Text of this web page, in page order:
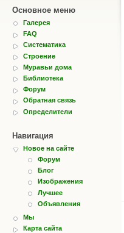
Основное меню
Галерея
FAQ
Систематика
Строение
Муравьи дома
Библиотека
Форум
Обратная связь
Определители
Навигация
Новое на сайте
Форум
Блог
Изображения
Лучшее
Объявления
Мы
Карта сайта